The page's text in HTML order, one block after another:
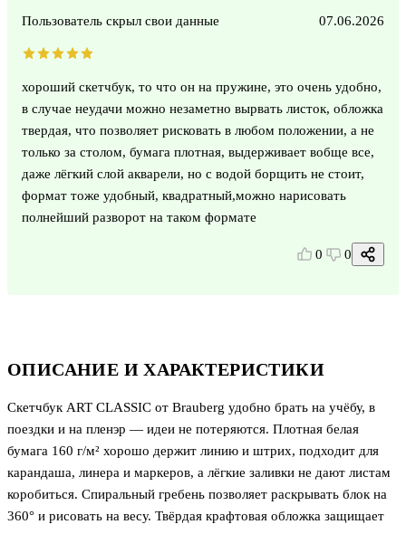
ОПИСАНИЕ И ХАРАКТЕРИСТИКИ
Скетчбук ART CLASSIC от Brauberg удобно брать на учёбу, в
поездки и на пленэр — идеи не потеряются. Плотная белая
бумага 160 г/м² хорошо держит линию и штрих, подходит для
карандаша, линера и маркеров, а лёгкие заливки не дают листам
коробиться. Спиральный гребень позволяет раскрывать блок на
360° и рисовать на весу. Твёрдая крафтовая обложка защищает
Пользователь скрыл свои данные 07.06.2026
хороший скетчбук, то что он на пружине, это очень удобно,
в случае неудачи можно незаметно вырвать листок, обложка
твердая, что позволяет рисковать в любом положении, а не
только за столом, бумага плотная, выдерживает вобще все,
даже лёгкий слой акварели, но с водой борщить не стоит,
формат тоже удобный, квадратный,можно нарисовать
полнейший разворот на таком формате
0 0